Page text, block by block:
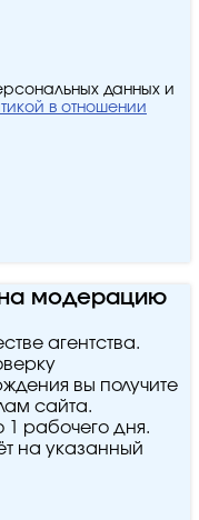
данных и
в отношении
на модерацию
агентства.
вы получите
сайта.
рабочего дня.
на указанный